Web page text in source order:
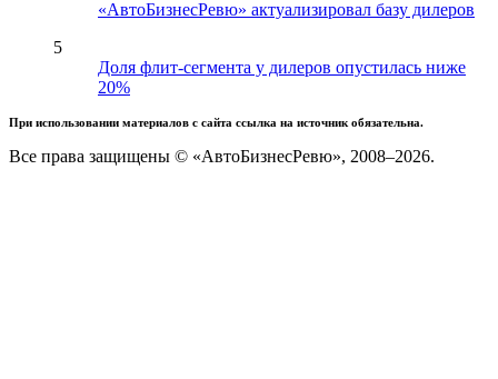
«АвтоБизнесРевю» актуализировал базу дилеров
5
Доля флит-сегмента у дилеров опустилась ниже
20%
При использовании материалов с сайта ссылка на источник обязательна.
Все права защищены © «АвтоБизнесРевю», 2008–2026.